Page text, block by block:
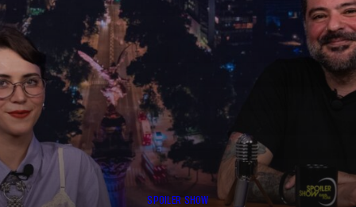
SPOILER SHOW